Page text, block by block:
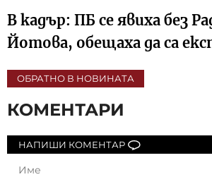
В кадър: ПБ се явиха без
Йотова, обещаха да са
ОБРАТНО В НОВИНАТА
КОМЕНТАРИ
НАПИШИ КОМЕНТАР